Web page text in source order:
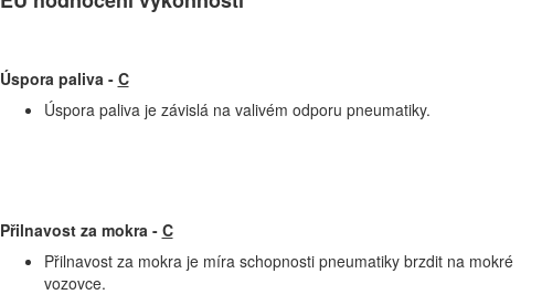
Úspora paliva - C
Úspora paliva je závislá na valivém odporu pneumatiky.
Přilnavost za mokra - C
Přilnavost za mokra je míra schopnosti pneumatiky brzdit na mokré
vozovce.